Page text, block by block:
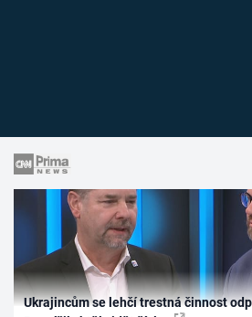
Ukrajincům se lehčí trestná činnost